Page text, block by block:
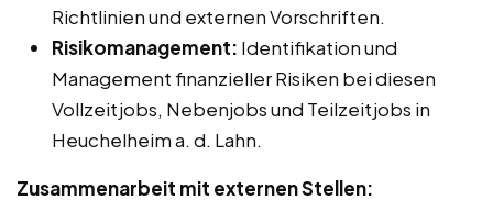
Richtlinien und externen Vorschriften.
Risikomanagement: Identifikation und
Management finanzieller Risiken bei diesen
Vollzeitjobs, Nebenjobs und Teilzeitjobs in
Heuchelheim a. d. Lahn.
Zusammenarbeit mit externen Stellen: